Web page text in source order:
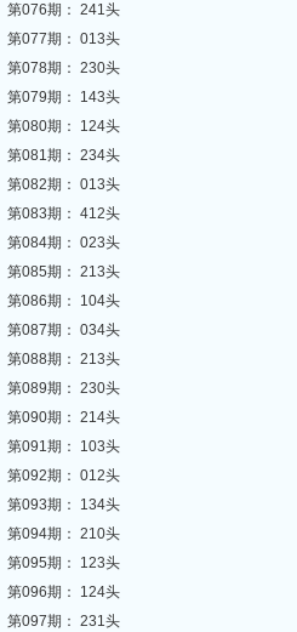
第076期： 241头
第077期： 013头
第078期： 230头
第079期： 143头
第080期： 124头
第081期： 234头
第082期： 013头
第083期： 412头
第084期： 023头
第085期： 213头
第086期： 104头
第087期： 034头
第088期： 213头
第089期： 230头
第090期： 214头
第091期： 103头
第092期： 012头
第093期： 134头
第094期： 210头
第095期： 123头
第096期： 124头
第097期： 231头